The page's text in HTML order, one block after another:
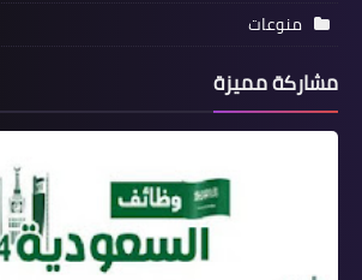
منوعات
مشاركة مميزة